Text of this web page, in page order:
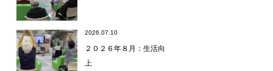
2026.07.10
２０２６年８月：生活向
上